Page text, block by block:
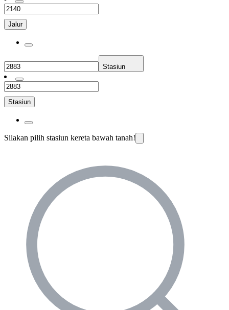
Jalur
Stasiun
Stasiun
Silakan pilih stasiun kereta bawah tanah!